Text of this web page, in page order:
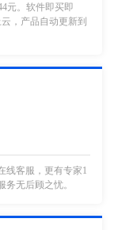
元。软件即买即
，产品自动更新到
线客服，更有专家1
无后顾之忧。